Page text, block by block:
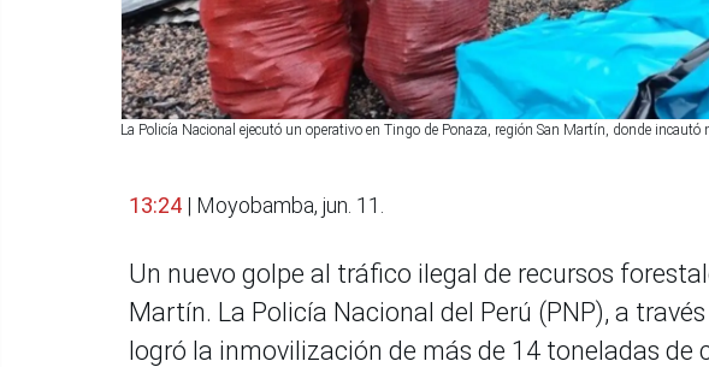
La Policía Nacional ejecutó un operativo en Tingo de Ponaza, región San Martín, donde incautó
13:24 | Moyobamba, jun. 11.
Un nuevo golpe al tráfico ilegal de recursos
Martín. La Policía Nacional del Perú (PNP), a
logró la inmovilización de más de 14 toneladas de